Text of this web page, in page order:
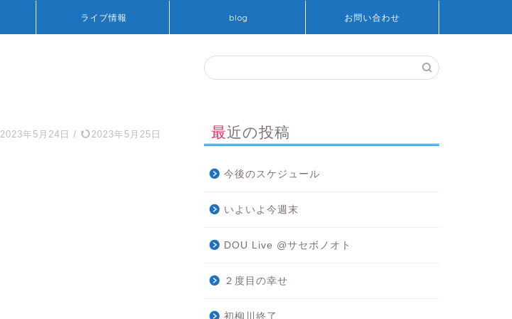
ライブ情報 blog お問い合わせ
2023年5月24日 / 2023年5月25日 最近の投稿
今後のスケジュール
いよいよ今週末
DOU Live @サセボノオト
２度目の幸せ
初柳川終了